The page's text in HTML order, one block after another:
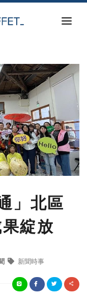
」北區
綻放
新聞時事